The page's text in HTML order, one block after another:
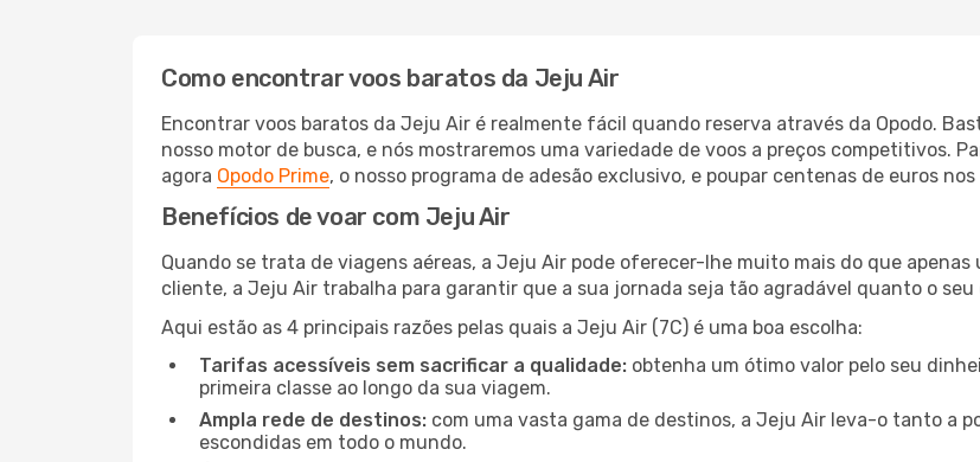
Como encontrar voos baratos da Jeju Air
Encontrar voos baratos da Jeju Air é realmente fácil quando reserva através da Opodo.
nosso motor de busca, e nós mostraremos uma variedade de voos a preços competitivos.
agora Opodo Prime, o nosso programa de adesão exclusivo, e poupar centenas de euros
Benefícios de voar com Jeju Air
Quando se trata de viagens aéreas, a Jeju Air pode oferecer-lhe muito mais do que
cliente, a Jeju Air trabalha para garantir que a sua jornada seja tão agradável quanto o seu
Aqui estão as 4 principais razões pelas quais a Jeju Air (7C) é uma boa escolha:
Tarifas acessíveis sem sacrificar a qualidade: obtenha um ótimo valor pelo seu
primeira classe ao longo da sua viagem.
Ampla rede de destinos: com uma vasta gama de destinos, a Jeju Air leva-o tanto a
escondidas em todo o mundo.